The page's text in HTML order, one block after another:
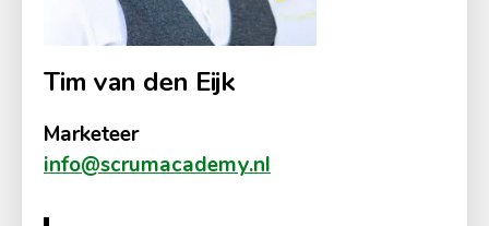
Tim van den Eijk
Marketeer
info@scrumacademy.nl